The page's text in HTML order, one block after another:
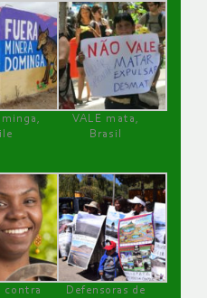
VALE mata,
Brasil
contra
Defensoras de